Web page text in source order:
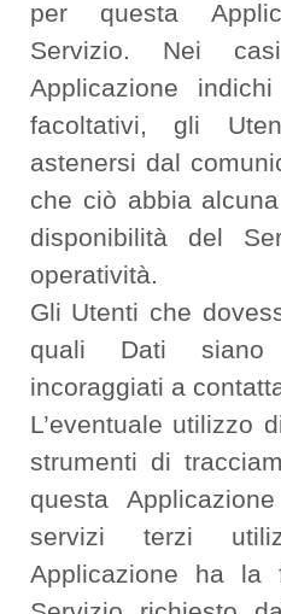
per questa
Servizio. Nei
Applicazione
facoltativi, gli
astenersi dal
che ciò abbia
disponibilità del
operatività.
Gli Utenti che
quali Dati siano
incoraggiati a
L’eventuale utilizzo
strumenti di
questa
servizi terzi
Applicazione ha la